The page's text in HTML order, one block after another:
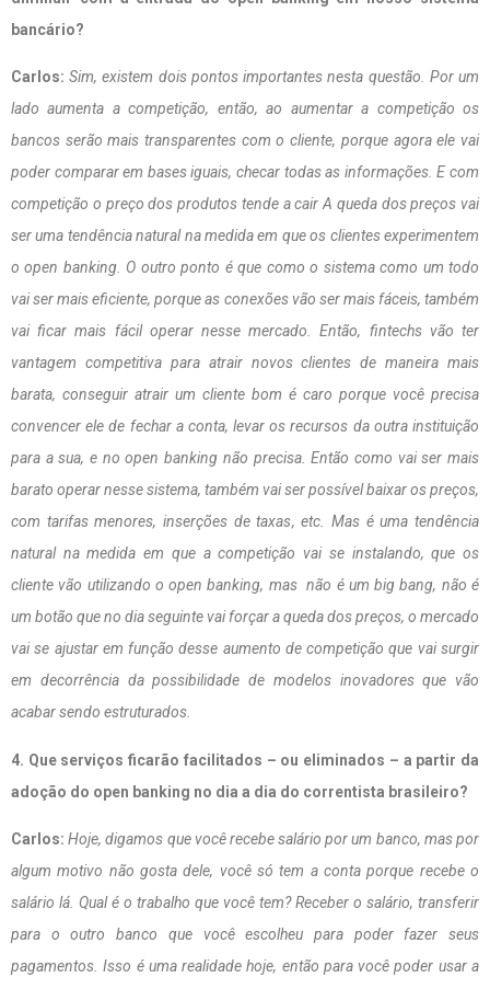
bancário?
Carlos: Sim, existem dois pontos importantes nesta questão. Por um
lado aumenta a competição, então, ao aumentar a competição os
bancos serão mais transparentes com o cliente, porque agora ele vai
poder comparar em bases iguais, checar todas as informações. E com
competição o preço dos produtos tende a cair A queda dos preços vai
ser uma tendência natural na medida em que os clientes experimentem
o open banking. O outro ponto é que como o sistema como um todo
vai ser mais eficiente, porque as conexões vão ser mais fáceis, também
vai ficar mais fácil operar nesse mercado. Então, fintechs vão ter
vantagem competitiva para atrair novos clientes de maneira mais
barata, conseguir atrair um cliente bom é caro porque você precisa
convencer ele de fechar a conta, levar os recursos da outra instituição
para a sua, e no open banking não precisa. Então como vai ser mais
barato operar nesse sistema, também vai ser possível baixar os preços,
com tarifas menores, inserções de taxas, etc. Mas é uma tendência
natural na medida em que a competição vai se instalando, que os
cliente vão utilizando o open banking, mas não é um big bang, não é
um botão que no dia seguinte vai forçar a queda dos preços, o mercado
vai se ajustar em função desse aumento de competição que vai surgir
em decorrência da possibilidade de modelos inovadores que vão
acabar sendo estruturados.
4. Que serviços ficarão facilitados – ou eliminados – a partir da
adoção do open banking no dia a dia do correntista brasileiro?
Carlos:Hoje, digamos que você recebe salário por um banco, mas por
algum motivo não gosta dele, você só tem a conta porque recebe o
salário lá. Qual é o trabalho que você tem? Receber o salário, transferir
para o outro banco que você escolheu para poder fazer seus
pagamentos. Isso é uma realidade hoje, então para você poder usar a